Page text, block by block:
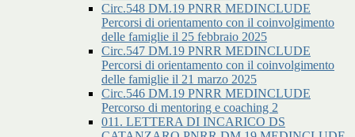
Circ.548 DM.19 PNRR MEDINCLUDE
Percorsi di orientamento con il coinvolgimento
delle famiglie il 25 febbraio 2025
Circ.547 DM.19 PNRR MEDINCLUDE
Percorsi di orientamento con il coinvolgimento
delle famiglie il 21 marzo 2025
Circ.546 DM.19 PNRR MEDINCLUDE
Percorso di mentoring e coaching 2
011. LETTERA DI INCARICO DS